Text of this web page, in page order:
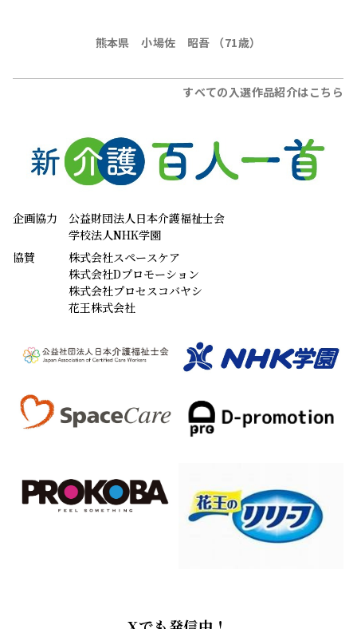
熊本県 小場佐 昭吾 （71歳）
すべての入選作品紹介はこちら
企画協力
公益財団法人日本介護福祉士会
学校法人NHK学園
協賛
株式会社スペースケア
株式会社Dプロモーション
株式会社プロセスコバヤシ
花王株式会社